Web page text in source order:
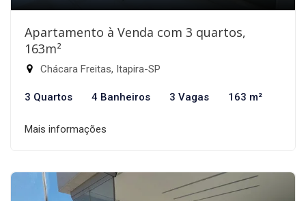
Apartamento à Venda com 3 quartos,
163m²
Chácara Freitas, Itapira-SP
3 Quartos 4 Banheiros 3 Vagas 163 m²
Mais informações